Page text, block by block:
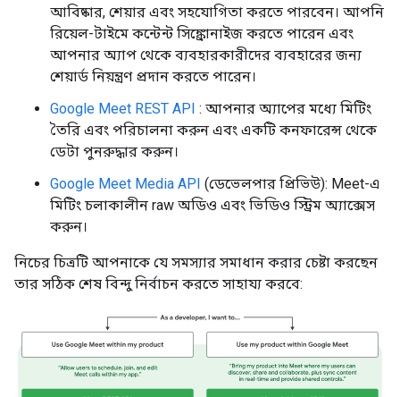
আবিষ্কার, শেয়ার এবং সহযোগিতা করতে পারবেন। আপনি
রিয়েল-টাইমে কন্টেন্ট সিঙ্ক্রোনাইজ করতে পারেন এবং
আপনার অ্যাপ থেকে ব্যবহারকারীদের ব্যবহারের জন্য
শেয়ার্ড নিয়ন্ত্রণ প্রদান করতে পারেন।
Google Meet REST API : আপনার অ্যাপের মধ্যে মিটিং
তৈরি এবং পরিচালনা করুন এবং একটি কনফারেন্স থেকে
ডেটা পুনরুদ্ধার করুন।
Google Meet Media API (ডেভেলপার প্রিভিউ): Meet-এ
মিটিং চলাকালীন raw অডিও এবং ভিডিও স্ট্রিম অ্যাক্সেস
করুন।
নিচের চিত্রটি আপনাকে যে সমস্যার সমাধান করার চেষ্টা করছেন
তার সঠিক শেষ বিন্দু নির্বাচন করতে সাহায্য করবে: